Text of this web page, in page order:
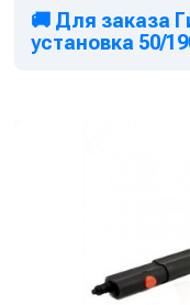
🚚 Для заказа
установка 50/